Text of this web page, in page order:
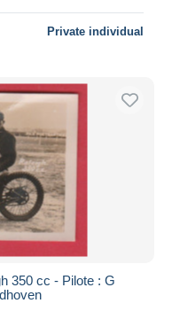
Private individual
350 cc - Pilote : G